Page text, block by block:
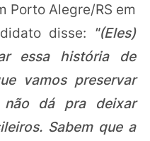
Porto Alegre/RS em
disse: "(Eles)
essa história de
vamos preservar
dá pra deixar
Sabem que a